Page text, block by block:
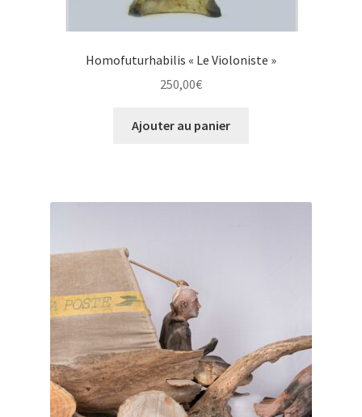
Homofuturhabilis « Le Violoniste »
250,00€
Ajouter au panier